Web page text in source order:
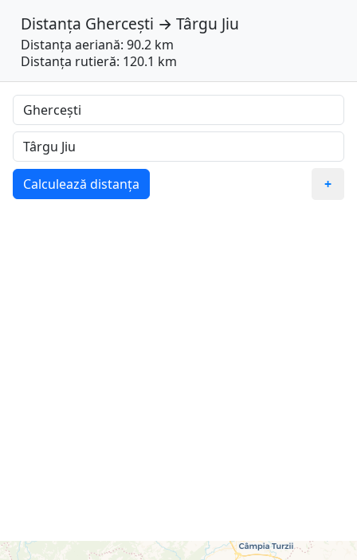
Distanța Ghercești → Târgu Jiu
Distanța aeriană: 90.2 km
Distanța rutieră: 120.1 km
Calculează distanța +